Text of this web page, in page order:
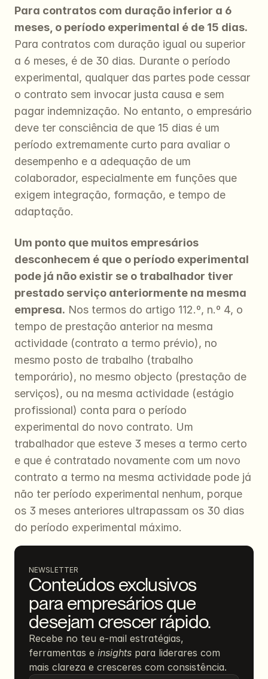
Para contratos com duração inferior a 6
meses, o período experimental é de 15 dias.
Para contratos com duração igual ou superior
a 6 meses, é de 30 dias. Durante o período
experimental, qualquer das partes pode cessar
o contrato sem invocar justa causa e sem
pagar indemnização. No entanto, o empresário
deve ter consciência de que 15 dias é um
período extremamente curto para avaliar o
desempenho e a adequação de um
colaborador, especialmente em funções que
exigem integração, formação, e tempo de
adaptação.
Um ponto que muitos empresários
desconhecem é que o período experimental
pode já não existir se o trabalhador tiver
prestado serviço anteriormente na mesma
empresa. Nos termos do artigo 112.º, n.º 4, o
tempo de prestação anterior na mesma
actividade (contrato a termo prévio), no
mesmo posto de trabalho (trabalho
temporário), no mesmo objecto (prestação de
serviços), ou na mesma actividade (estágio
profissional) conta para o período
experimental do novo contrato. Um
trabalhador que esteve 3 meses a termo certo
e que é contratado novamente com um novo
contrato a termo na mesma actividade pode já
não ter período experimental nenhum, porque
os 3 meses anteriores ultrapassam os 30 dias
do período experimental máximo.
NEWSLETTER
Conteúdos exclusivos
para empresários que
desejam crescer rápido.
Recebe no teu e-mail estratégias,
ferramentas e insights para liderares com
mais clareza e cresceres com consistência.